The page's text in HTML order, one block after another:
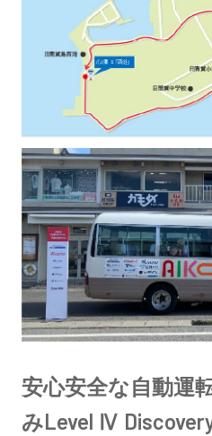
安心安全な自動運
みLevel Ⅳ